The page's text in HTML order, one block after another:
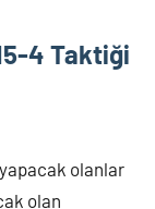
4 Taktiği
olanlar
olan